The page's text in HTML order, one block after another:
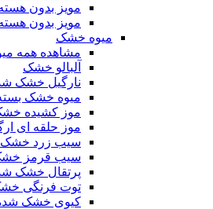
مویز بدون
مویز بدون
میوه خشک
مشاهده همه
آلبالو خشک
نارگیل خشک
میوه خشک
موز کشیده
موز حلقه ای
سیب زرد خشک
سیب قرمز
پرتقال خشک
توت فرنگی
کیوی خشک